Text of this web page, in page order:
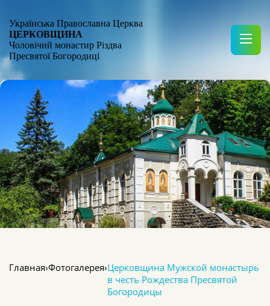
Українська Православна Церква
ЦЕРКОВЩИНА
Чоловічий монастир Різдва
Пресвятої Богородиці
Главная›Фотогалерея›Церковщина Мужской монастырь
в честь Рождества Пресвятой
Богородицы